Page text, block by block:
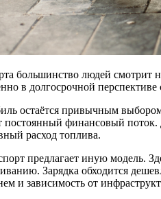
большинство людей смотрит
в долгосрочной перспективе
остаётся привычным
финансовый поток.
расход топлива.
предлагает иную модель.
Зарядка обходится
и зависимость от